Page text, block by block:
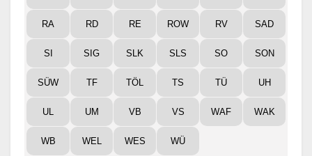
RA RD RE ROW RV SAD
SI SIG SLK SLS SO SON
SÜW TF TÖL TS TÜ UH
UL UM VB VS WAF WAK
WB WEL WES WÜ